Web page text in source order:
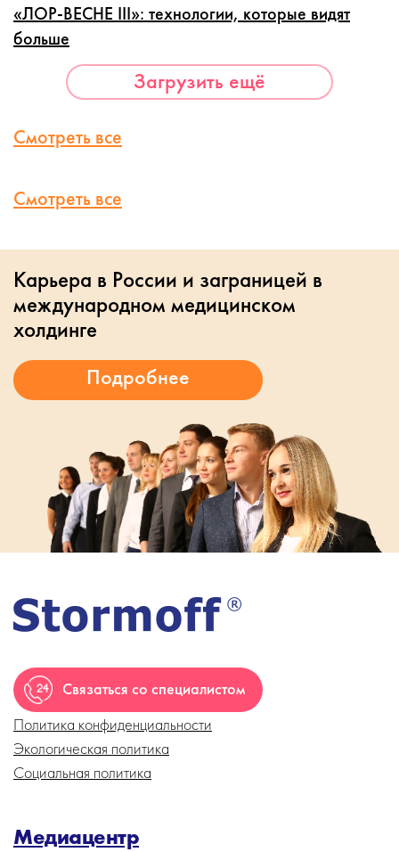
«ЛОР-ВЕСНЕ III»: технологии, которые видят
больше
Загрузить ещё
Смотреть все
Смотреть все
Карьера в России и заграницей в
международном медицинском
холдинге
Связаться со специалистом
Политика конфиденциальности
Экологическая политика
Социальная политика
Медиацентр